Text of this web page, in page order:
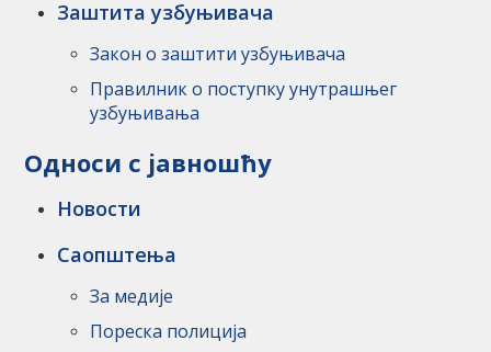
Заштита узбуњивача
Закон о заштити узбуњивача
Правилник о поступку унутрашњег
узбуњивања
Односи с јавношћу
Новости
Саопштења
За медије
Пореска полиција